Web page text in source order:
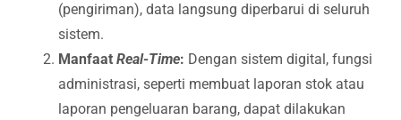
(pengiriman), data langsung diperbarui di seluruh
sistem.
Manfaat Real-Time: Dengan sistem digital, fungsi
administrasi, seperti membuat laporan stok atau
laporan pengeluaran barang, dapat dilakukan